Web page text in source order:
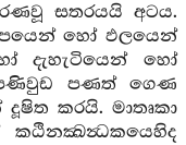
සතරයයි අටය.
හෝ ඵලයෙන්
හෝ
පණත් ගෙණ
කරයි. මාතෘකා
කඨිනක්‍ඛන්‍ධකයෙහිද